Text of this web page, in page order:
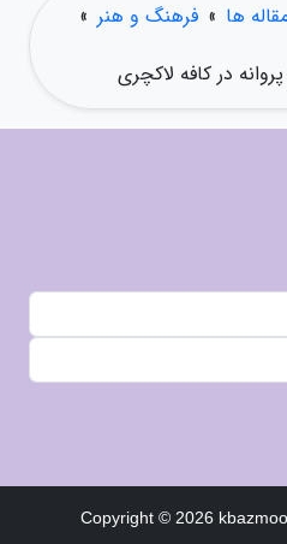
ها » فرهنگ و هنر »
در کافه لاکچری
Copyright © 2026